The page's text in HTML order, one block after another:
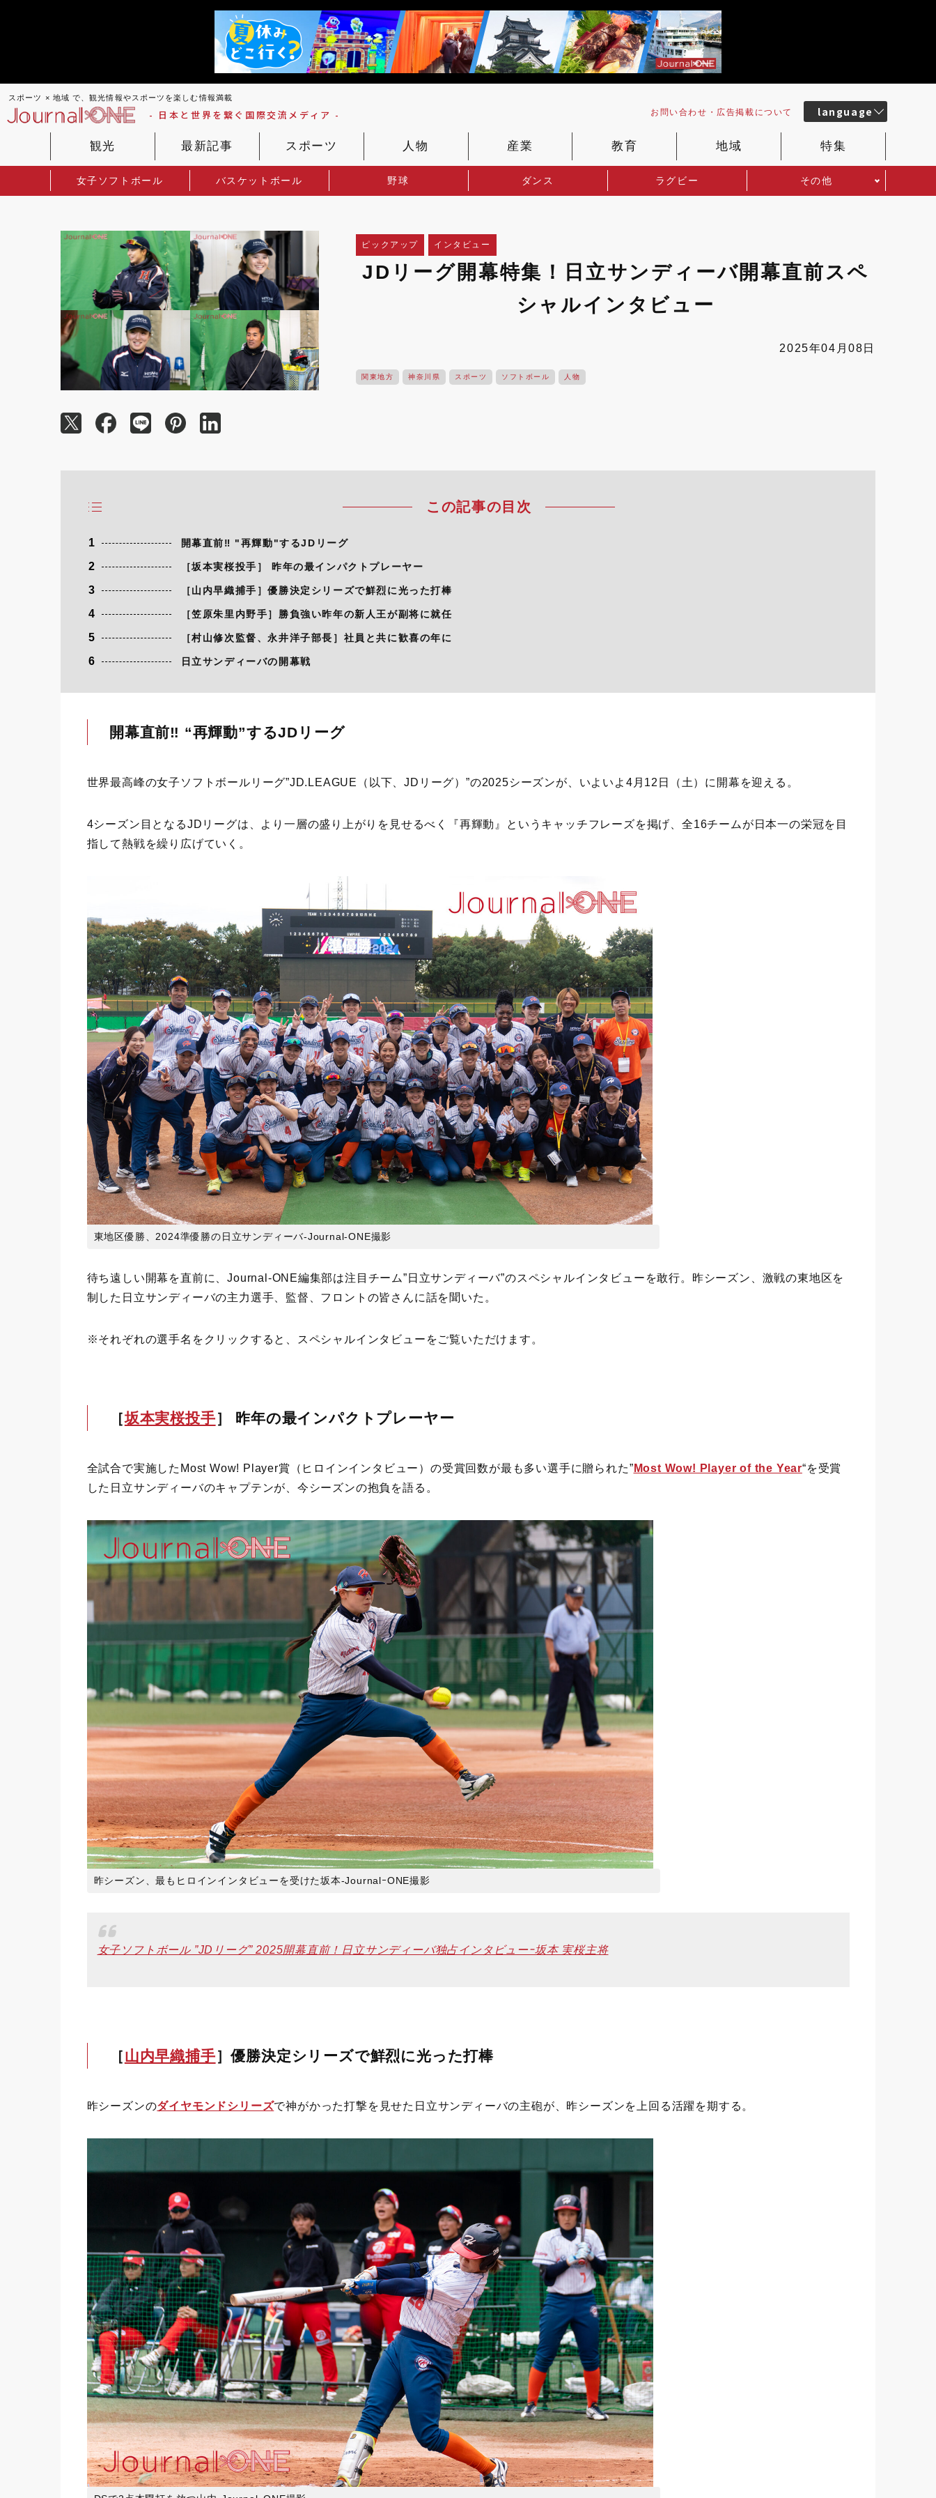
スポーツ × 地域 で、観光情報やスポーツを楽しむ情報満載
- 日本と世界を繋ぐ国際交流メディア - お問い合わせ・ 広告掲載 について language
観光 最新記事 スポーツ 人物 産業 教育 地域 特集
女子ソフトボール バスケットボール 野球 ダンス ラグビー その他
ピックアップ インタビュー
JDリーグ開幕特集！日立サンディーバ開幕直前スペ
シャルインタビュー
2025年04月08日
関東地方 神奈川県 スポーツ ソフトボール 人物
この記事の目次
1 開幕直前‼ "再輝動"するJDリーグ
2 ［坂本実桜投手］ 昨年の最インパクトプレーヤー
3 ［山内早織捕手］優勝決定シリーズで鮮烈に光った打棒
4 ［笠原朱里内野手］勝負強い昨年の新人王が副将に就任
5 ［村山修次監督、永井洋子部長］社員と共に歓喜の年に
6 日立サンディーバの開幕戦
開幕直前‼ “再輝動”するJDリーグ
世界最高峰の女子ソフトボールリーグ”JD.LEAGUE（以下、JDリーグ）”の2025シーズンが、いよいよ4月12日（土）に開幕を迎える。
4シーズン目となるJDリーグは、より一層の盛り上がりを見せるべく『再輝動』というキャッチフレーズを掲げ、全16チームが日本一の栄冠を目
指して熱戦を繰り広げていく。
東地区優勝、2024準優勝の日立サンディーバ‐Journal-ONE撮影
待ち遠しい開幕を直前に、Journal-ONE編集部は注目チーム”日立サンディーバ”のスペシャルインタビューを敢行。昨シーズン、激戦の東地区を
制した日立サンディーバの主力選手、監督、フロントの皆さんに話を聞いた。
※それぞれの選手名をクリックすると、スペシャルインタビューをご覧いただけます。
［坂本実桜投手］ 昨年の最インパクトプレーヤー
全試合で実施したMost Wow! Player賞（ヒロインインタビュー）の受賞回数が最も多い選手に贈られた” Most Wow! Player of the Year“を受賞
した日立サンディーバのキャプテンが、今シーズンの抱負を語る。
昨シーズン、最もヒロインインタビューを受けた坂本-JournalｰONE撮影
女子ソフトボール ”JDリーグ” 2025開幕直前！日立サンディーバ独占インタビューｰ坂本 実桜主将
［山内早織捕手］優勝決定シリーズで鮮烈に光った打棒
昨シーズンのダイヤモンドシリーズで神がかった打撃を見せた日立サンディーバの主砲が、昨シーズンを上回る活躍を期する。